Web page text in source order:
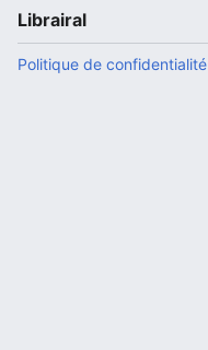
Librairal
Politique de confidentialité